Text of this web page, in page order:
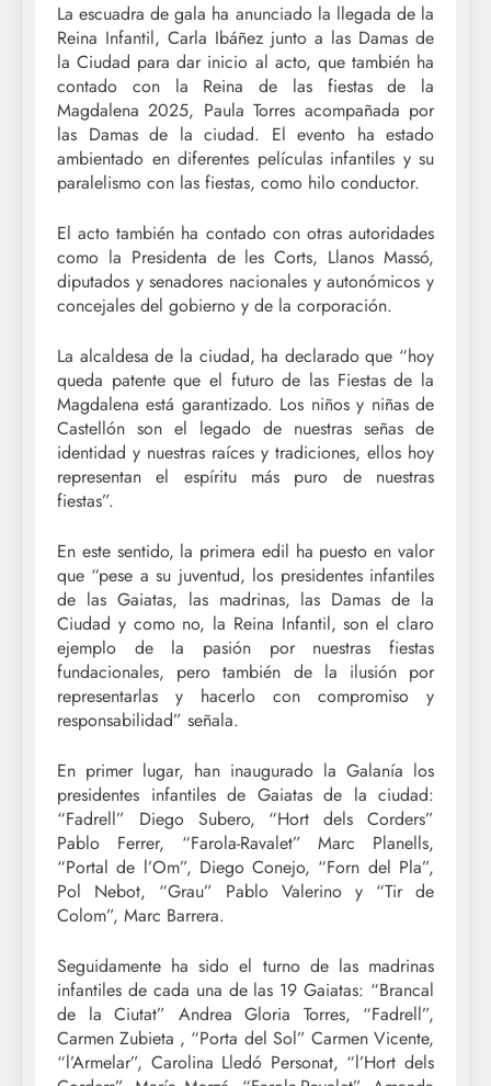
La escuadra de gala ha anunciado la llegada de la
Reina Infantil, Carla Ibáñez junto a las Damas de
la Ciudad para dar inicio al acto, que también ha
contado con la Reina de las fiestas de la
Magdalena 2025, Paula Torres acompañada por
las Damas de la ciudad. El evento ha estado
ambientado en diferentes películas infantiles y su
paralelismo con las fiestas, como hilo conductor.
El acto también ha contado con otras autoridades
como la Presidenta de les Corts, Llanos Massó,
diputados y senadores nacionales y autonómicos y
concejales del gobierno y de la corporación.
La alcaldesa de la ciudad, ha declarado que “hoy
queda patente que el futuro de las Fiestas de la
Magdalena está garantizado. Los niños y niñas de
Castellón son el legado de nuestras señas de
identidad y nuestras raíces y tradiciones, ellos hoy
representan el espíritu más puro de nuestras
fiestas”.
En este sentido, la primera edil ha puesto en valor
que “pese a su juventud, los presidentes infantiles
de las Gaiatas, las madrinas, las Damas de la
Ciudad y como no, la Reina Infantil, son el claro
ejemplo de la pasión por nuestras fiestas
fundacionales, pero también de la ilusión por
representarlas y hacerlo con compromiso y
responsabilidad” señala.
En primer lugar, han inaugurado la Galanía los
presidentes infantiles de Gaiatas de la ciudad:
“Fadrell” Diego Subero, “Hort dels Corders”
Pablo Ferrer, “Farola-Ravalet” Marc Planells,
“Portal de l’Om”, Diego Conejo, “Forn del Pla”,
Pol Nebot, “Grau” Pablo Valerino y “Tir de
Colom”, Marc Barrera.
Seguidamente ha sido el turno de las madrinas
infantiles de cada una de las 19 Gaiatas: “Brancal
de la Ciutat” Andrea Gloria Torres, “Fadrell”,
Carmen Zubieta , “Porta del Sol” Carmen Vicente,
“l’Armelar”, Carolina Lledó Personat, “l’Hort dels